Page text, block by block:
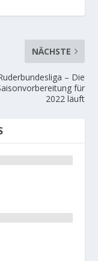
NÄCHSTE
– Die
für
2022 läuft